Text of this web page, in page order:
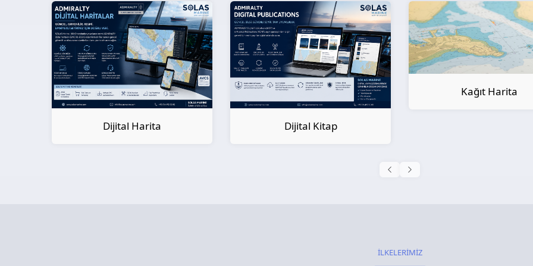
Dijital Kitap
Kağıt Harita
İLKELERİMİZ